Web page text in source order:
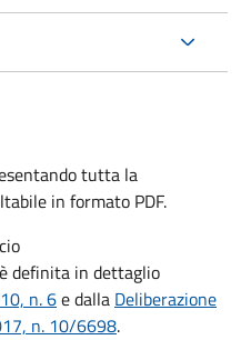
tutta la
in formato PDF.
definita in dettaglio
n. 6e dalla Deliberazione
n. 10/6698.